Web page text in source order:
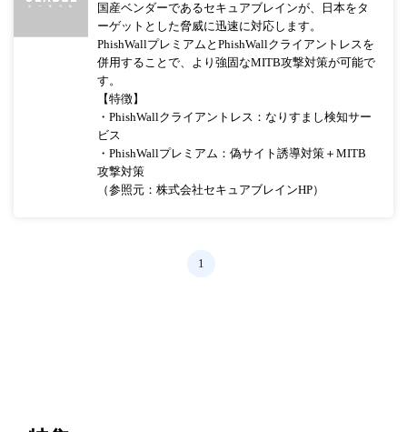
国産ベンダーであるセキュアブレインが、日本をタ
ーゲットとした脅威に迅速に対応します。
PhishWallプレミアムとPhishWallクライアントレスを
併用することで、より強固なMITB攻撃対策が可能で
す。
【特徴】
・PhishWallクライアントレス：なりすまし検知サー
ビス
・PhishWallプレミアム：偽サイト誘導対策＋MITB
攻撃対策
（参照元：株式会社セキュアブレインHP）
1